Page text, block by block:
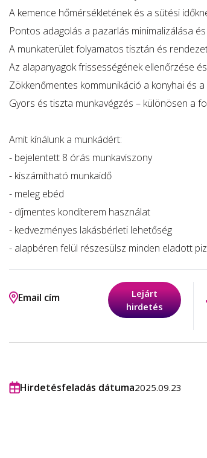
A kemence hőmérsékletének és a sütési
Pontos adagolás a pazarlás minimalizálása
A munkaterület folyamatos tisztán és
Az alapanyagok frissességének ellenőrzése
Zökkenőmentes kommunikáció a konyhai és
Gyors és tiszta munkavégzés – különösen a
Amit kínálunk a munkádért:
- bejelentett 8 órás munkaviszony
- kiszámítható munkaidő
- meleg ebéd
- díjmentes konditerem használat
- kedvezményes lakásbérleti lehetőség
- alapbéren felül részesülsz minden eladott
Email cím
Lejárt
hirdetés
Hirdetésfeladás dátuma2025.09.23